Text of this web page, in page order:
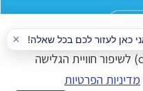
אנחנו משתמשים בעוגיות (cookies) לשיפור חוויית הגלישה
מדיניות הפרטיות